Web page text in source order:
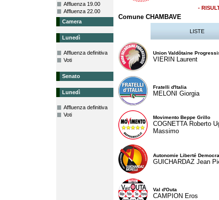
Affluenza 19.00
Affluenza 22.00
Camera
Lunedì
Affluenza definitiva
Voti
Senato
Lunedì
Affluenza definitiva
Voti
-
Comune CHAMBAVE
LISTE
Union Valdôtaine
VIERIN Laurent
Fratelli d'Italia
MELONI Giorgia
Movimento Beppe Grillo
COGNETTA Roberto
Massimo
Autonomie Liberté
GUICHARDAZ Jean
Val d'Outa
CAMPION Eros